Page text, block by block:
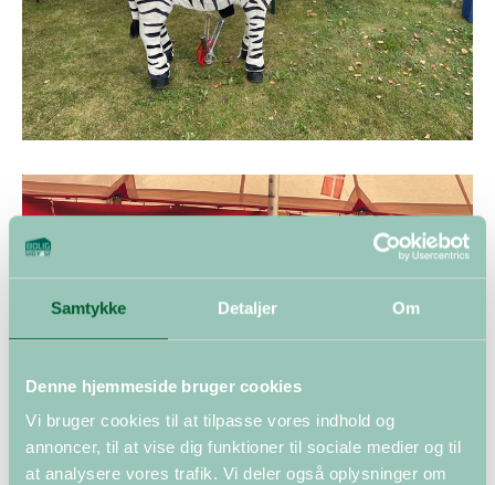
Samtykke Detaljer Om
Denne hjemmeside bruger cookies
Vi bruger cookies til at tilpasse vores indhold og
annoncer, til at vise dig funktioner til sociale medier og til
at analysere vores trafik. Vi deler også oplysninger om